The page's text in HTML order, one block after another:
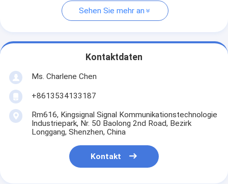
Sehen Sie mehr an
Kontaktdaten
Ms. Charlene Chen
+8613534133187
Rm616, Kingsignal Signal Kommunikationstechnologie
Industriepark, Nr. 50 Baolong 2nd Road, Bezirk
Longgang, Shenzhen, China
Kontakt